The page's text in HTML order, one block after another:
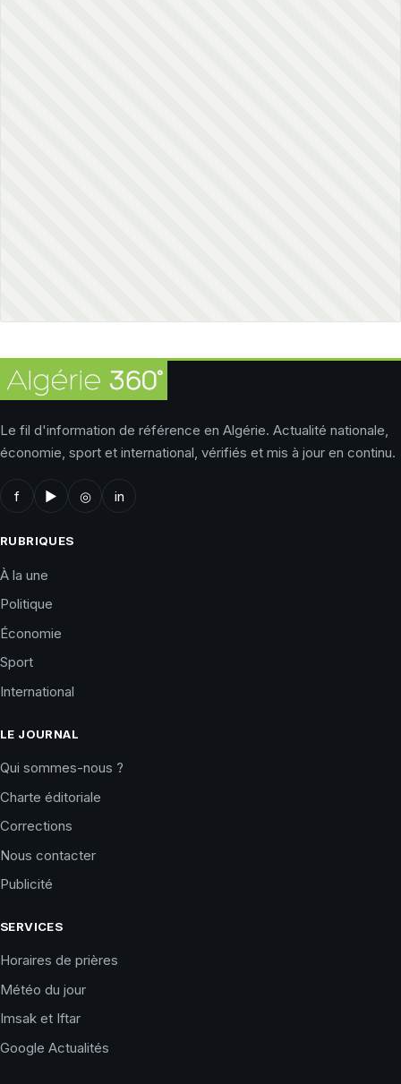
Le fil d'information de référence en Algérie. Actualité nationale,
économie, sport et international, vérifiés et mis à jour en continu.
f ▶ ◎ in
RUBRIQUES
À la une
Politique
Économie
Sport
International
LE JOURNAL
Qui sommes-nous ?
Charte éditoriale
Corrections
Nous contacter
Publicité
SERVICES
Horaires de prières
Météo du jour
Imsak et Iftar
Google Actualités